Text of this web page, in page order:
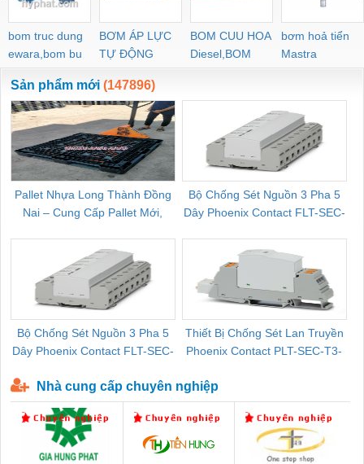
bom truc dung
ewara,bom bu
ewara
BƠM ÁP LỰC
TỰ ĐỘNG
BOM CUU HOA
Diesel,BOM
CHUA CHAY
bơm hoả tiển
Mastra
Sản phẩm mới (147896)
Pallet Nhựa Long Thành Đồng
Nai – Cung Cấp Pallet Mới,
Bộ Chống Sét Nguồn 3 Pha 5
Dây Phoenix Contact FLT-SEC-
Bộ Chống Sét Nguồn 3 Pha 5
Dây Phoenix Contact FLT-SEC-
Thiết Bị Chống Sét Lan Truyền
Phoenix Contact PLT-SEC-T3-
Nhà cung cấp chuyên nghiệp